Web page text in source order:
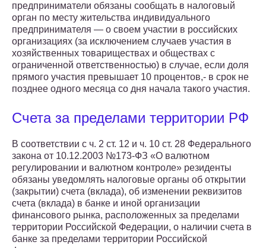
предприниматели обязаны сообщать в налоговый
орган по месту жительства индивидуального
предпринимателя — о своем участии в российских
организациях (за исключением случаев участия в
хозяйственных товариществах и обществах с
ограниченной ответственностью) в случае, если доля
прямого участия превышает 10 процентов,- в срок не
позднее одного месяца со дня начала такого участия.
Счета за пределами территории РФ
В соответствии с ч. 2 ст. 12 и ч. 10 ст. 28 Федерального
закона от 10.12.2003 №173-ФЗ «О валютном
регулировании и валютном контроле» резиденты
обязаны уведомлять налоговые органы об открытии
(закрытии) счета (вклада), об изменении реквизитов
счета (вклада) в банке и иной организации
финансового рынка, расположенных за пределами
территории Российской Федерации, о наличии счета в
банке за пределами территории Российской